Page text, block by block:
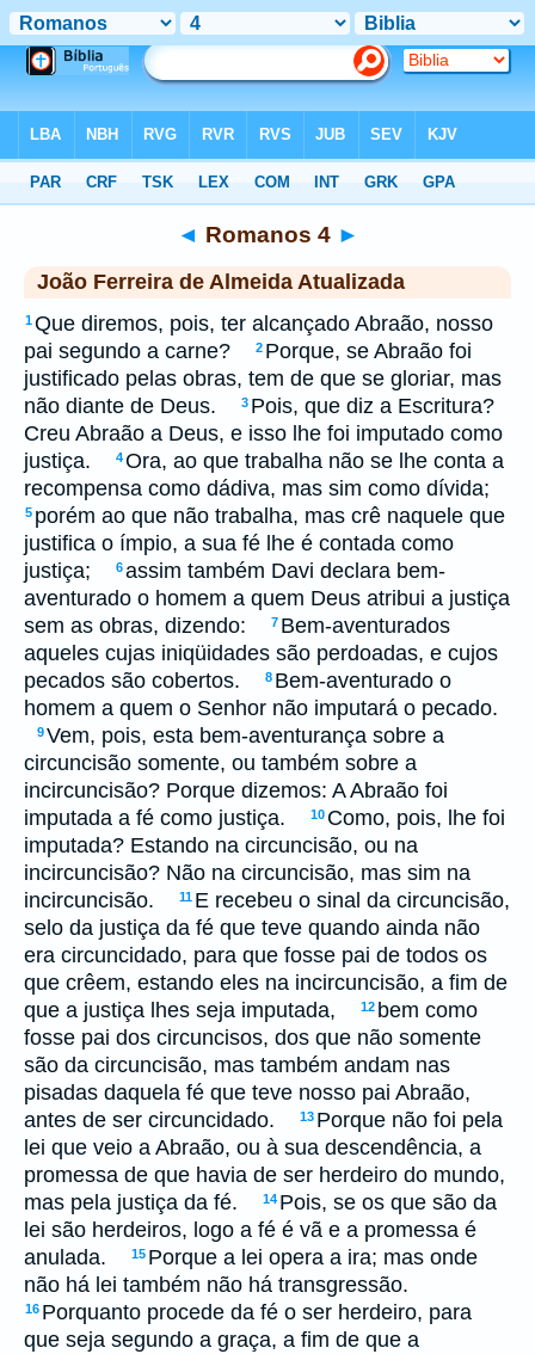
◄ Romanos 4 ►
João Ferreira de Almeida Atualizada
1Que diremos, pois, ter alcançado Abraão, nosso
pai segundo a carne?
2 Porque, se Abraão foi
justificado pelas obras, tem de que se gloriar, mas
não diante de Deus.
3 Pois, que diz a Escritura?
Creu Abraão a Deus, e isso lhe foi imputado como
justiça.
4Ora, ao que trabalha não se lhe conta a
recompensa como dádiva, mas sim como dívida;
5 porém ao que não trabalha, mas crê naquele que
justifica o ímpio, a sua fé lhe é contada como
justiça;
6assim também Davi declara bem-
aventurado o homem a quem Deus atribui a justiça
sem as obras, dizendo:
7 Bem-aventurados
aqueles cujas iniqüidades são perdoadas, e cujos
pecados são cobertos.
8 Bem-aventurado o
homem a quem o Senhor não imputará o pecado.
9Vem, pois, esta bem-aventurança sobre a
circuncisão somente, ou também sobre a
incircuncisão? Porque dizemos: A Abraão foi
imputada a fé como justiça.
10 Como, pois, lhe foi
imputada? Estando na circuncisão, ou na
incircuncisão? Não na circuncisão, mas sim na
incircuncisão.
11 E recebeu o sinal da circuncisão,
selo da justiça da fé que teve quando ainda não
era circuncidado, para que fosse pai de todos os
que crêem, estando eles na incircuncisão, a fim de
que a justiça lhes seja imputada,
12 bem como
fosse pai dos circuncisos, dos que não somente
são da circuncisão, mas também andam nas
pisadas daquela fé que teve nosso pai Abraão,
antes de ser circuncidado.
13 Porque não foi pela
lei que veio a Abraão, ou à sua descendência, a
promessa de que havia de ser herdeiro do mundo,
mas pela justiça da fé.
14 Pois, se os que são da
lei são herdeiros, logo a fé é vã e a promessa é
anulada.
15 Porque a lei opera a ira; mas onde
não há lei também não há transgressão.
16 Porquanto procede da fé o ser herdeiro, para
que seja segundo a graça, a fim de que a